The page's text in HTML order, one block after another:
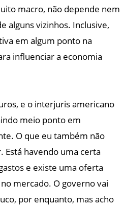
macro, não depende nem
alguns vizinhos. Inclusive,
em algum ponto na
influenciar a economia
e o interjuris americano
meio ponto em
O que eu também não
Está havendo uma certa
e existe uma oferta
mercado. O governo vai
por enquanto, mas acho